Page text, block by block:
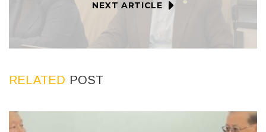
NEXT ARTICLE
RELATED POST